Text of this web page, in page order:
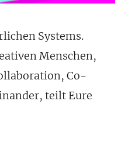
Systems.
Menschen,
Co-
teilt Eure